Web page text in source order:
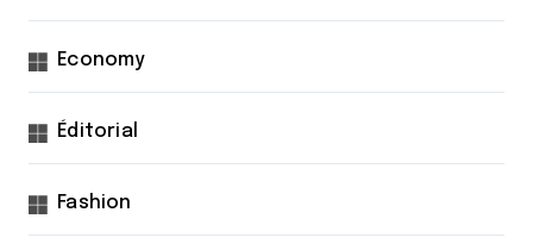
Economy
Éditorial
Fashion